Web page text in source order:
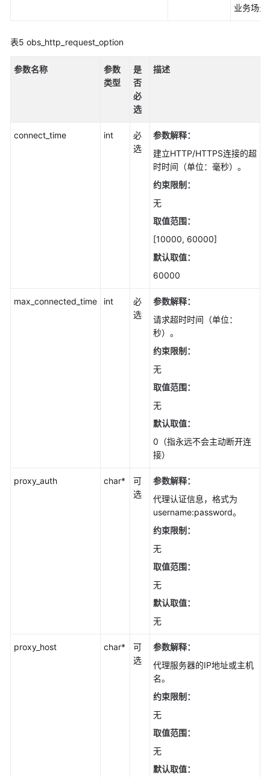
业务场景
表5 obs_http_request_option
参数名称
参数
类型
是
否
必
选
描述
connect_time int
必
选
参数解释：
建立HTTP/HTTPS连接的超
时时间（单位：毫秒）。
约束限制：
无
取值范围：
[10000, 60000]
默认取值：
60000
max_connected_time int
必
选
参数解释：
请求超时时间（单位：
秒）。
约束限制：
无
取值范围：
无
默认取值：
0（指永远不会主动断开连
接）
proxy_auth char*
可
选
参数解释：
代理认证信息，格式为
username:password。
约束限制：
无
取值范围：
无
默认取值：
无
proxy_host char*
可
选
参数解释：
代理服务器的IP地址或主机
名。
约束限制：
无
取值范围：
无
默认取值：